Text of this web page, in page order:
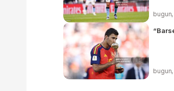
bugun,